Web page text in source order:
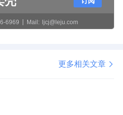
操盘手、条线总监与集
强调围绕“盘活存量、做
量资产盘活。
6969 Mail: ljcj@leju.com
更多相关文章